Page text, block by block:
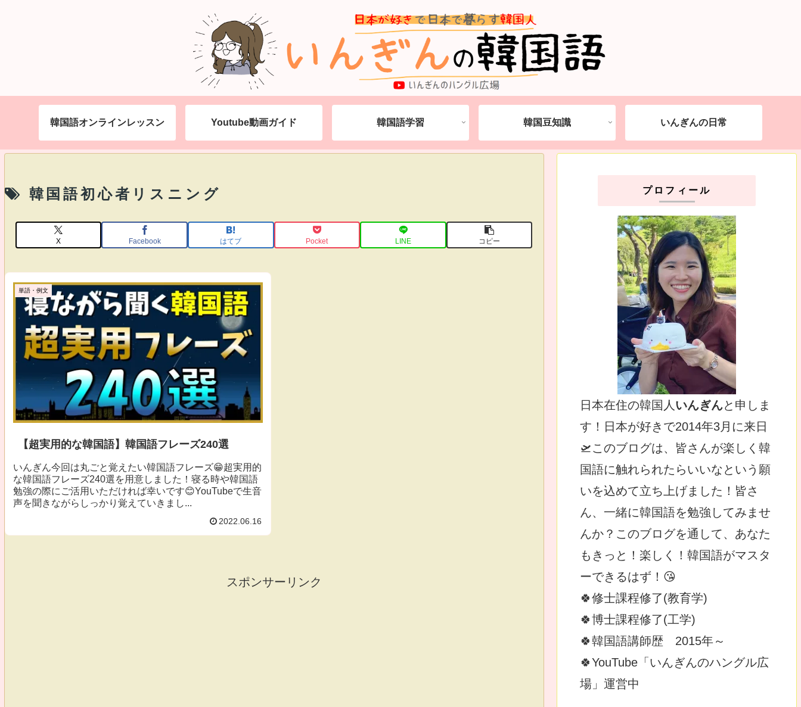
韓国語オンラインレッスン Youtube動画ガイド 韓国語学習 韓国豆知識 いんぎんの日常
韓国語初心者リスニング
X Facebook はてブ Pocket LINE コピー
単語・例文
【超実用的な韓国語】韓国語フレーズ240選
いんぎん今回は丸ごと覚えたい韓国語フレーズ😁超実用的
な韓国語フレーズ240選を用意しました！寝る時や韓国語
勉強の際にご活用いただければ幸いです😊YouTubeで生音
声を聞きながらしっかり覚えていきまし...
2022.06.16
スポンサーリンク
プロフィール
日本在住の韓国人 いんぎんと申しま
す！日本が好きで2014年3月に来日
🛫このブログは、皆さんが楽しく韓
国語に触れられたらいいなという願
いを込めて立ち上げました！皆さ
ん、一緒に韓国語を勉強してみませ
んか？このブログを通して、あなた
もきっと！楽しく！韓国語がマスタ
ーできるはず！😘
🍀修士課程修了(教育学)
🍀博士課程修了(工学)
🍀韓国語講師歴 2015年～
🍀YouTube「いんぎんのハングル広
場」運営中